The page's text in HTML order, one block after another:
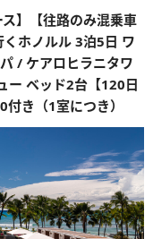
】【往路のみ混乗車
ホノルル 3泊5日 ワ
/ ケアロヒラニタワ
ー ベッド2台【120日
き（1室につき）